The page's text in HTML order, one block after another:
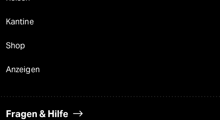
Kantine
Shop
Anzeigen
Fragen & Hilfe